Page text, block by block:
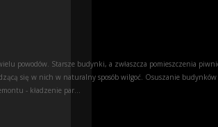
powodów. Starsze budynki, a zwłaszcza pomieszczenia
się w nich w naturalny sposób wilgoć. Osuszanie budynków
- kładzenie par...